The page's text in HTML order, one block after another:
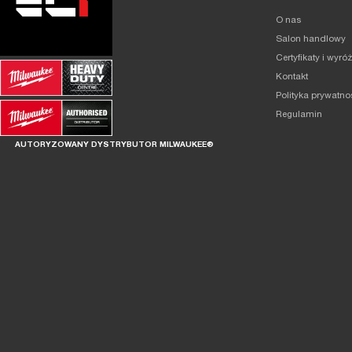
AUTORYZOWANY DYSTRYBUTOR MILWAUKEE®
O nas
Salon handlowy
Certyfikaty i
Kontakt
Polityka
Regulamin